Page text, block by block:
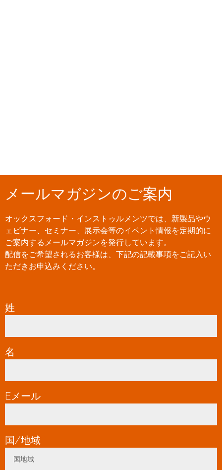
メールマガジンのご案内
オックスフォード・インストゥルメンツでは、新製品やウ
ェビナー、セミナー、展示会等のイベント情報を定期的に
ご案内するメールマガジンを発行しています。
配信をご希望されるお客様は、下記の記載事項をご記入い
ただきお申込みください。
姓
名
Eメール
国/地域
国地域